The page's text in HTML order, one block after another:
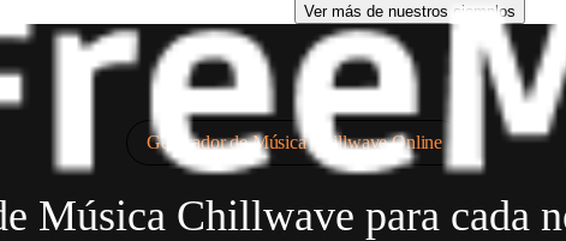
Ver más de nuestros ejemplos
Generador de Música Chillwave Online
Música Chillwave para cada